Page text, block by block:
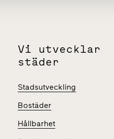
Vi utvecklar
städer
Stadsutveckling
Bostäder
Hållbarhet